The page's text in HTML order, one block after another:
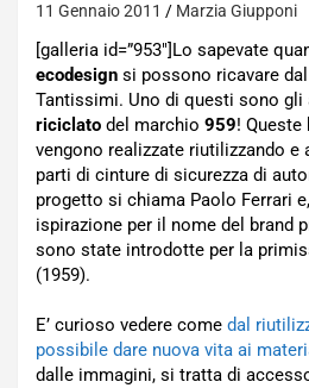
11 Gennaio 2011 Marzia Giupponi
[galleria id=”953″]Lo sapevate
ecodesign si possono ricavare dal
Tantissimi. Uno di questi sono
riciclato del marchio 959!
vengono realizzate riutilizzando e
parti di cinture di sicurezza di
progetto si chiama Paolo Ferrari
ispirazione per il nome del brand
sono state introdotte per la
(1959).
E’ curioso vedere come dal
possibile dare nuova vita ai
dalle immagini, si tratta di